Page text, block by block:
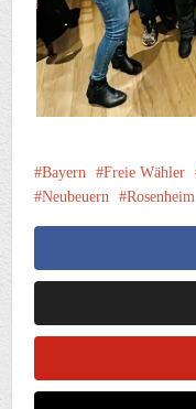
Bayern Freie Wähler
Neubeuern
Rosenheim